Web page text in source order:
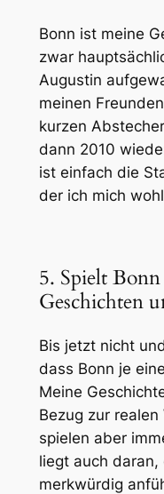
Bonn ist meine
zwar
Augustin
meinen
kurzen
dann 2010
ist einfach die
der ich mich
5. Spielt
Geschichten
Bis jetzt nicht
dass Bonn je
Meine
Bezug zur
spielen aber
liegt auch
merkwürdig